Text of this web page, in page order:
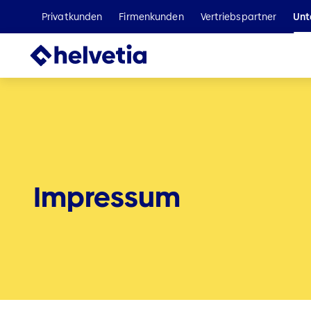
Privatkunden Firmenkunden Vertriebspartner
Impressum